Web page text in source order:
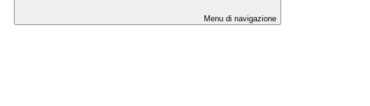
Menu di navigazione